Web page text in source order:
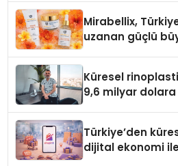
Mirabellix,
uzanan güçlü
Küresel rinoplasti
9,6 milyar
Türkiye’den
dijital ekonomi